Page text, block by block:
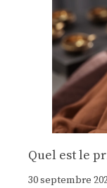
Quel est le
30 septembre